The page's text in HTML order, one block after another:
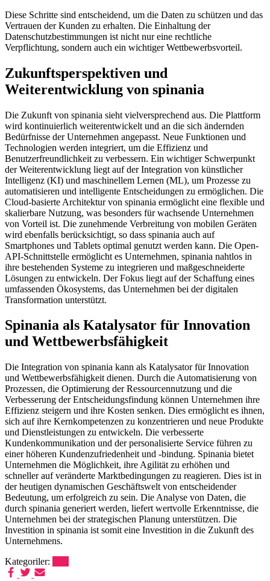
Diese Schritte sind entscheidend, um die Daten zu schützen und das
Vertrauen der Kunden zu erhalten. Die Einhaltung der
Datenschutzbestimmungen ist nicht nur eine rechtliche
Verpflichtung, sondern auch ein wichtiger Wettbewerbsvorteil.
Zukunftsperspektiven und
Weiterentwicklung von spinania
Die Zukunft von spinania sieht vielversprechend aus. Die Plattform
wird kontinuierlich weiterentwickelt und an die sich ändernden
Bedürfnisse der Unternehmen angepasst. Neue Funktionen und
Technologien werden integriert, um die Effizienz und
Benutzerfreundlichkeit zu verbessern. Ein wichtiger Schwerpunkt
der Weiterentwicklung liegt auf der Integration von künstlicher
Intelligenz (KI) und maschinellem Lernen (ML), um Prozesse zu
automatisieren und intelligente Entscheidungen zu ermöglichen. Die
Cloud-basierte Architektur von spinania ermöglicht eine flexible und
skalierbare Nutzung, was besonders für wachsende Unternehmen
von Vorteil ist. Die zunehmende Verbreitung von mobilen Geräten
wird ebenfalls berücksichtigt, so dass spinania auch auf
Smartphones und Tablets optimal genutzt werden kann. Die Open-
API-Schnittstelle ermöglicht es Unternehmen, spinania nahtlos in
ihre bestehenden Systeme zu integrieren und maßgeschneiderte
Lösungen zu entwickeln. Der Fokus liegt auf der Schaffung eines
umfassenden Ökosystems, das Unternehmen bei der digitalen
Transformation unterstützt.
Spinania als Katalysator für Innovation
und Wettbewerbsfähigkeit
Die Integration von spinania kann als Katalysator für Innovation
und Wettbewerbsfähigkeit dienen. Durch die Automatisierung von
Prozessen, die Optimierung der Ressourcennutzung und die
Verbesserung der Entscheidungsfindung können Unternehmen ihre
Effizienz steigern und ihre Kosten senken. Dies ermöglicht es ihnen,
sich auf ihre Kernkompetenzen zu konzentrieren und neue Produkte
und Dienstleistungen zu entwickeln. Die verbesserte
Kundenkommunikation und der personalisierte Service führen zu
einer höheren Kundenzufriedenheit und -bindung. Spinania bietet
Unternehmen die Möglichkeit, ihre Agilität zu erhöhen und
schneller auf veränderte Marktbedingungen zu reagieren. Dies ist in
der heutigen dynamischen Geschäftswelt von entscheidender
Bedeutung, um erfolgreich zu sein. Die Analyse von Daten, die
durch spinania generiert werden, liefert wertvolle Erkenntnisse, die
Unternehmen bei der strategischen Planung unterstützen. Die
Investition in spinania ist somit eine Investition in die Zukunft des
Unternehmens.
Kategoriler: